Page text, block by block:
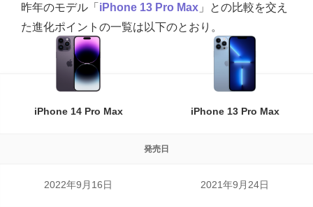
昨年のモデル「 iPhone 13 Pro Max 」との比較を交え
た進化ポイントの一覧は以下のとおり。
iPhone 14 Pro Max iPhone 13 Pro Max
発売日
2022年9月16日 2021年9月24日